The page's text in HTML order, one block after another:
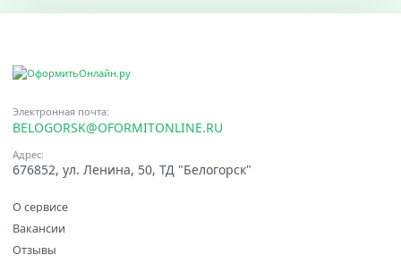
Электронная почта:
BELOGORSK@OFORMITONLINE.RU
Адрес:
676852, ул. Ленина, 50, ТД "Белогорск"
О сервисе
Вакансии
Отзывы